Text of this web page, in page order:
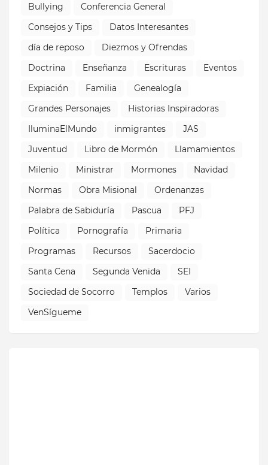
Bullying
Conferencia General
Consejos y Tips
Datos Interesantes
día de reposo
Diezmos y Ofrendas
Doctrina
Enseñanza Escrituras
Eventos
Expiación
Familia
Genealogía
Grandes Personajes
Historias Inspiradoras
IluminaElMundo
inmigrantes
JAS
Juventud
Libro de Mormón
Llamamientos
Milenio
Ministrar Mormones
Navidad
Normas
Obra Misional
Ordenanzas
Palabra de Sabiduría
Pascua
PFJ
Política
Pornografía
Primaria
Programas
Recursos
Sacerdocio
Santa Cena
Segunda Venida
SEI
Sociedad de Socorro
Templos
Varios
VenSígueme